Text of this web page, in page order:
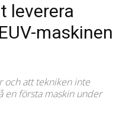
leverera
maskinen
och att tekniken inte
en första maskin under